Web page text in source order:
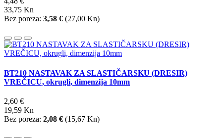
33,75 Kn
Bez poreza: 3,58 € (27,00 Kn)
BT210 NASTAVAK ZA SLASTIČARSKU (DRESIR)
VREČICU, okrugli, dimenzija 10mm
2,60 €
19,59 Kn
Bez poreza: 2,08 € (15,67 Kn)